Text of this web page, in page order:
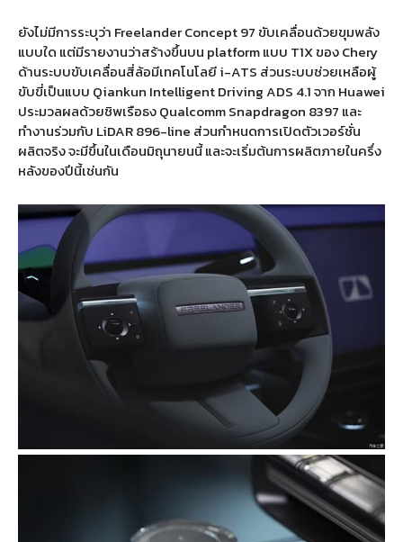
ยังไม่มีการระบุว่า Freelander Concept 97 ขับเคลื่อนด้วยขุมพลัง
แบบใด แต่มีรายงานว่าสร้างขึ้นบน platform แบบ T1X ของ Chery
ด้านระบบขับเคลื่อนสี่ล้อมีเทคโนโลยี i-ATS ส่วนระบบช่วยเหลือผู้
ขับขี่เป็นแบบ Qiankun Intelligent Driving ADS 4.1 จาก Huawei
ประมวลผลด้วยชิพเรือธง Qualcomm Snapdragon 8397 และ
ทำงานร่วมกับ LiDAR 896-line ส่วนกำหนดการเปิดตัวเวอร์ชั่น
ผลิตจริง จะมีขึ้นในเดือนมิถุนายนนี้ และจะเริ่มต้นการผลิตภายในครึ่ง
หลังของปีนี้เช่นกัน